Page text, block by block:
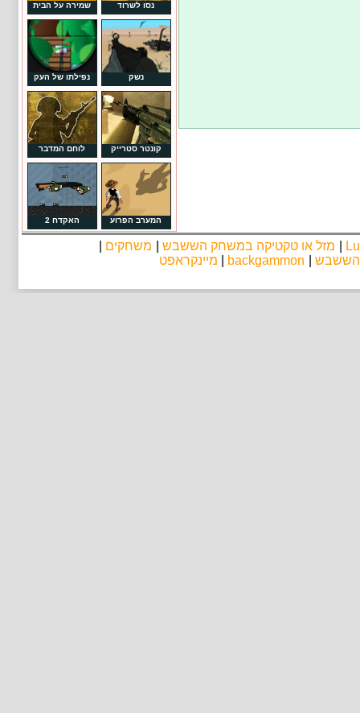
נסו לשרוד שמירה על הבית
נשק נפילתו של העק
קונטר סטרייק לוחם המדבר
המערב הפרוע האקדח 2
מזל או טקטיקה במשחק הששבש משחקים
הששבש
backgammon מיינקראפט